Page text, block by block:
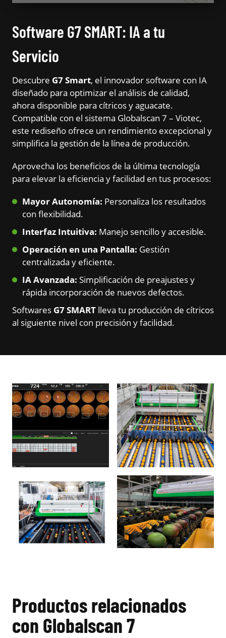
Software G7 SMART: IA a tu
Servicio
Descubre G7 Smart, el innovador software con IA
diseñado para optimizar el análisis de calidad,
ahora disponible para cítricos y aguacate.
Compatible con el sistema Globalscan 7 – Viotec,
este rediseño ofrece un rendimiento excepcional y
simplifica la gestión de la línea de producción.
Aprovecha los beneficios de la última tecnología
para elevar la eficiencia y facilidad en tus procesos:
Mayor Autonomía: Personaliza los resultados
con flexibilidad.
Interfaz Intuitiva: Manejo sencillo y accesible.
Operación en una Pantalla: Gestión
centralizada y eficiente.
IA Avanzada: Simplificación de preajustes y
rápida incorporación de nuevos defectos.
Softwares G7 SMART lleva tu producción de cítricos
al siguiente nivel con precisión y facilidad.
Productos relacionados
con Globalscan 7